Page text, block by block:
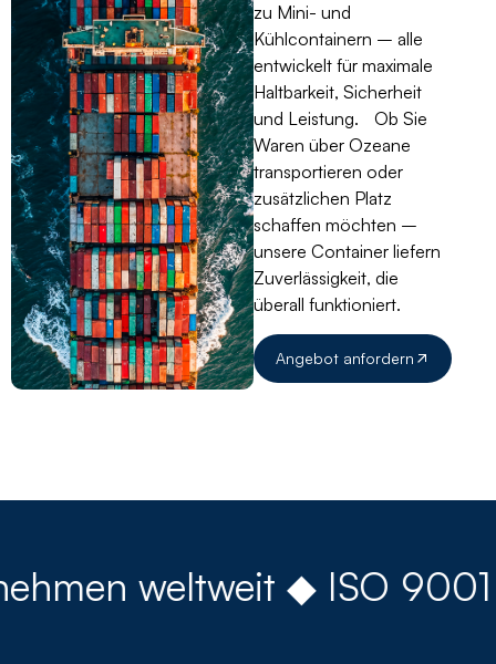
zu Mini- und
Kühlcontainern – alle
entwickelt für maximale
Haltbarkeit, Sicherheit
und Leistung. Ob Sie
Waren über Ozeane
transportieren oder
zusätzlichen Platz
schaffen möchten –
unsere Container liefern
Zuverlässigkeit, die
überall funktioniert.
Angebot anfordern
weltweit ◆ ISO 9001